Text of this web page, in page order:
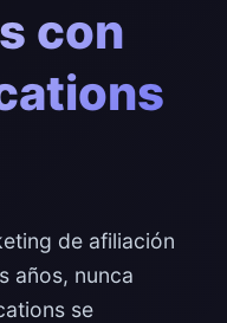
con
de afiliación
años, nunca
se